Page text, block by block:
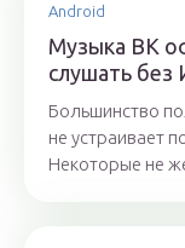
Android
Музыка ВК
слушать без
Большинство
не устраивает
Некоторые не